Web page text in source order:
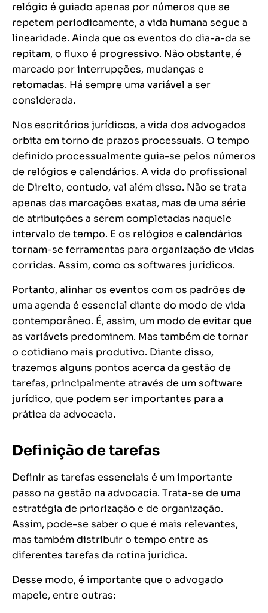
relógio é guiado apenas por números que se
repetem periodicamente, a vida humana segue a
linearidade. Ainda que os eventos do dia-a-da se
repitam, o fluxo é progressivo. Não obstante, é
marcado por interrupções, mudanças e
retomadas. Há sempre uma variável a ser
considerada.
Nos escritórios jurídicos, a vida dos advogados
orbita em torno de prazos processuais. O tempo
definido processualmente guia-se pelos números
de relógios e calendários. A vida do profissional
de Direito, contudo, vai além disso. Não se trata
apenas das marcações exatas, mas de uma série
de atribuições a serem completadas naquele
intervalo de tempo. E os relógios e calendários
tornam-se ferramentas para organização de vidas
corridas. Assim, como os softwares jurídicos.
Portanto, alinhar os eventos com os padrões de
uma agenda é essencial diante do modo de vida
contemporâneo. É, assim, um modo de evitar que
as variáveis predominem. Mas também de tornar
o cotidiano mais produtivo. Diante disso,
trazemos alguns pontos acerca da gestão de
tarefas, principalmente através de um software
jurídico, que podem ser importantes para a
prática da advocacia.
Definição de tarefas
Definir as tarefas essenciais é um importante
passo na gestão na advocacia. Trata-se de uma
estratégia de priorização e de organização.
Assim, pode-se saber o que é mais relevantes,
mas também distribuir o tempo entre as
diferentes tarefas da rotina jurídica.
Desse modo, é importante que o advogado
mapeie, entre outras: